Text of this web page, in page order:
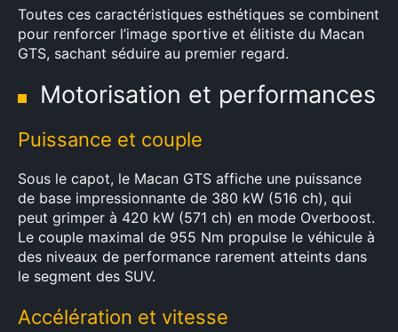
Toutes ces caractéristiques esthétiques se combinent
pour renforcer l’image sportive et élitiste du Macan
GTS, sachant séduire au premier regard.
Motorisation et performances
Puissance et couple
Sous le capot, le Macan GTS affiche une puissance
de base impressionnante de 380 kW (516 ch), qui
peut grimper à 420 kW (571 ch) en mode Overboost.
Le couple maximal de 955 Nm propulse le véhicule à
des niveaux de performance rarement atteints dans
le segment des SUV.
Accélération et vitesse